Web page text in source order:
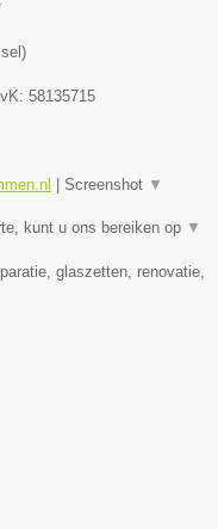
)
58135715
Screenshot ▼
kunt u ons bereiken op ▼
glaszetten, renovatie,